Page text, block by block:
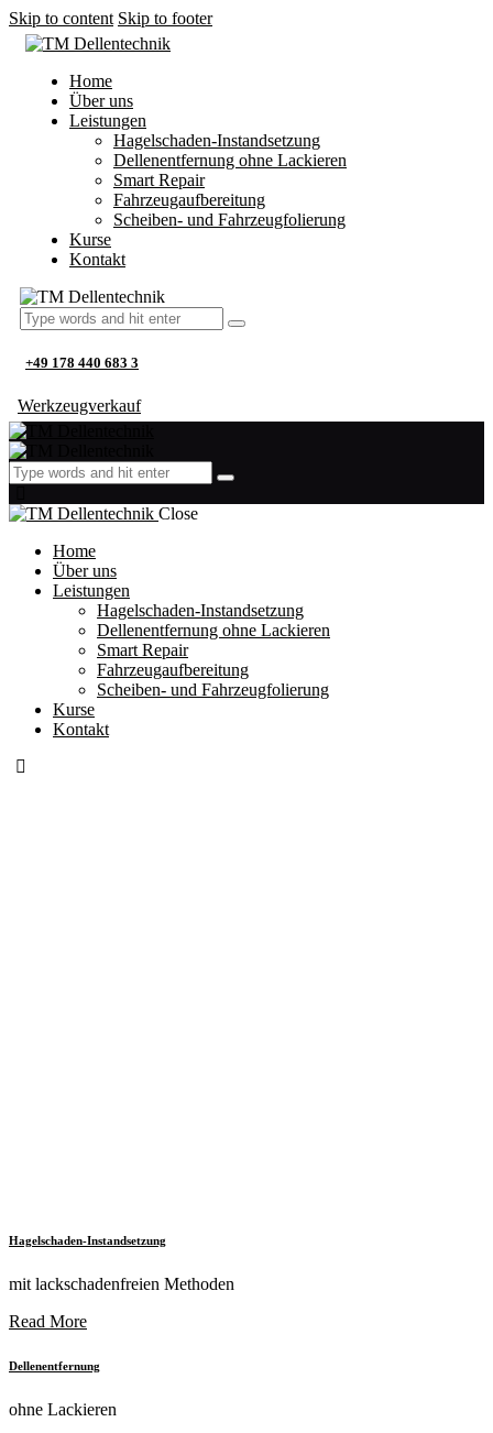
Skip to content Skip to footer
Home
Über uns
Leistungen
Hagelschaden-Instandsetzung
Dellenentfernung ohne Lackieren
Smart Repair
Fahrzeugaufbereitung
Scheiben- und Fahrzeugfolierung
Kurse
Kontakt
+49 178 440 683 3
Werkzeugverkauf
Close
Home
Über uns
Leistungen
Hagelschaden-Instandsetzung
Dellenentfernung ohne Lackieren
Smart Repair
Fahrzeugaufbereitung
Scheiben- und Fahrzeugfolierung
Kurse
Kontakt
Hagelschaden-Instandsetzung
mit lackschadenfreien Methoden
Read More
Dellenentfernung
ohne Lackieren